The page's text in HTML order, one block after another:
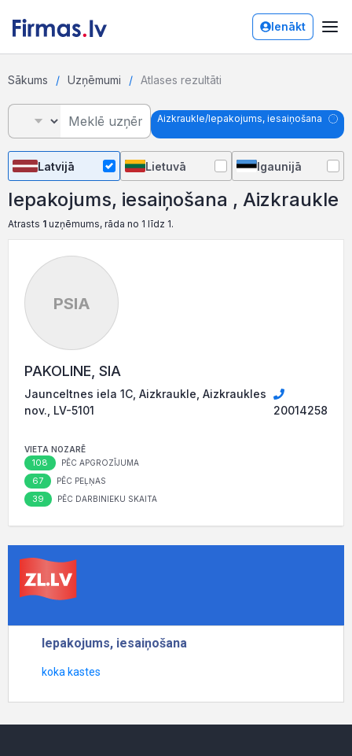
Ienākt
Sākums Uzņēmumi Atlases rezultāti
Aizkraukle/Iepakojums, iesaiņošana
Latvijā Lietuvā Igaunijā
Iepakojums, iesaiņošana , Aizkraukle
Atrasts 1 uzņēmums, rāda no 1 līdz 1.
PSIA
PAKOLINE, SIA
Jaunceltnes iela 1C, Aizkraukle, Aizkraukles
nov., LV-5101
20014258
VIETA NOZARĒ
108 PĒC APGROZĪJUMA
67 PĒC PEĻŅAS
39 PĒC DARBINIEKU SKAITA